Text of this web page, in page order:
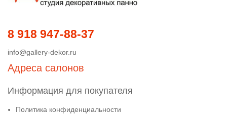
8 918 947-88-37
info@gallery-dekor.ru
Адреса салонов
Информация для покупателя
Политика конфиденциальности